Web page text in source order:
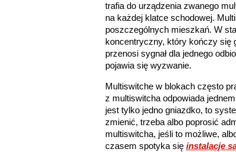
trafia do urządzenia zwanego
na każdej klatce schodowej.
poszczególnych mieszkań. W
koncentryczny, który kończy się
przenosi sygnał dla jednego
pojawia się wyzwanie.
Multiswitche w blokach często
z multiswitcha odpowiada
jest tylko jedno gniazdko, to
zmienić, trzeba albo poprosić
multiswitcha, jeśli to możliwe,
czasem spotyka się instalacje